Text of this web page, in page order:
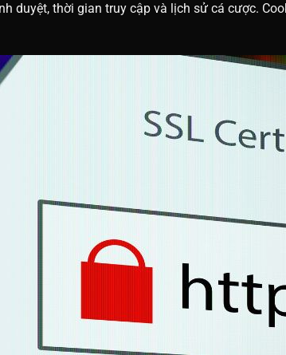
duyệt, thời gian truy cập và lịch sử cá cược.